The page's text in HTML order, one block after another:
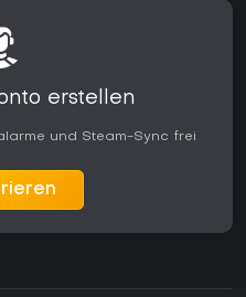
erstellen
und Steam-Sync frei